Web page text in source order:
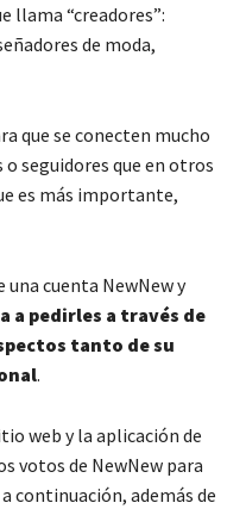
llama “creadores”:
de moda,
que se conecten mucho
seguidores que en otros
es más importante,
una cuenta NewNew y
a pedirles a través de
tanto de su
.
web y la aplicación de
votos de NewNew para
continuación, además de